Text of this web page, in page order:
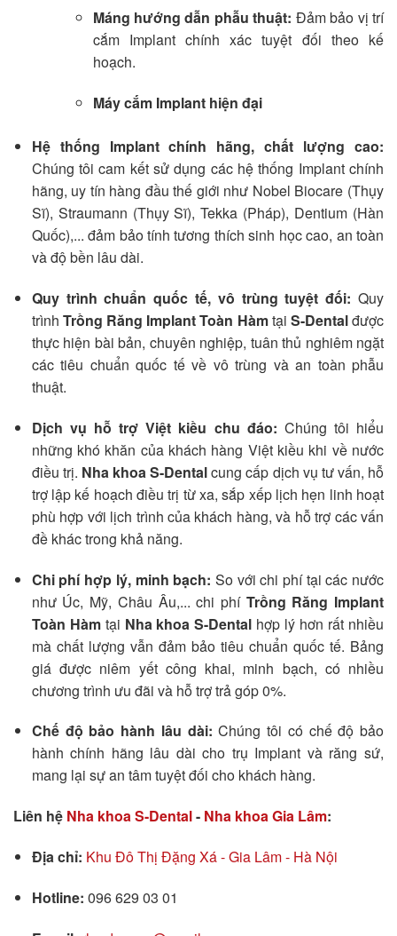
Máng hướng dẫn phẫu thuật: Đảm bảo vị trí
cắm Implant chính xác tuyệt đối theo kế
hoạch.
Máy cắm Implant hiện đại
Hệ thống Implant chính hãng, chất lượng cao:
Chúng tôi cam kết sử dụng các hệ thống Implant chính
hãng, uy tín hàng đầu thế giới như Nobel Biocare (Thụy
Sĩ), Straumann (Thụy Sĩ), Tekka (Pháp), Dentium (Hàn
Quốc),... đảm bảo tính tương thích sinh học cao, an toàn
và độ bền lâu dài.
Quy trình chuẩn quốc tế, vô trùng tuyệt đối: Quy
trình Trồng Răng Implant Toàn Hàmtại S-Dentalđược
thực hiện bài bản, chuyên nghiệp, tuân thủ nghiêm ngặt
các tiêu chuẩn quốc tế về vô trùng và an toàn phẫu
thuật.
Dịch vụ hỗ trợ Việt kiều chu đáo: Chúng tôi hiểu
những khó khăn của khách hàng Việt kiều khi về nước
điều trị. Nha khoa S-Dentalcung cấp dịch vụ tư vấn, hỗ
trợ lập kế hoạch điều trị từ xa, sắp xếp lịch hẹn linh hoạt
phù hợp với lịch trình của khách hàng, và hỗ trợ các vấn
đề khác trong khả năng.
Chi phí hợp lý, minh bạch: So với chi phí tại các nước
như Úc, Mỹ, Châu Âu,... chi phí Trồng Răng Implant
Toàn Hàmtại Nha khoa S-Dental hợp lý hơn rất nhiều
mà chất lượng vẫn đảm bảo tiêu chuẩn quốc tế. Bảng
giá được niêm yết công khai, minh bạch, có nhiều
chương trình ưu đãi và hỗ trợ trả góp 0%.
Chế độ bảo hành lâu dài: Chúng tôi có chế độ bảo
hành chính hãng lâu dài cho trụ Implant và răng sứ,
mang lại sự an tâm tuyệt đối cho khách hàng.
Liên hệ Nha khoa S-Dental- Nha khoa Gia Lâm:
Địa chỉ: Khu Đô Thị Đặng Xá - Gia Lâm - Hà Nội
Hotline: 096 629 03 01